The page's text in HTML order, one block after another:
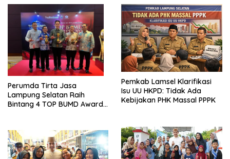
Perumda Tirta Jasa
Lampung Selatan Raih
Bintang 4 TOP BUMD Awards
Pemkab Lamsel Klarifikasi
Isu UU HKPD: Tidak Ada
Kebijakan PHK Massal PPPK